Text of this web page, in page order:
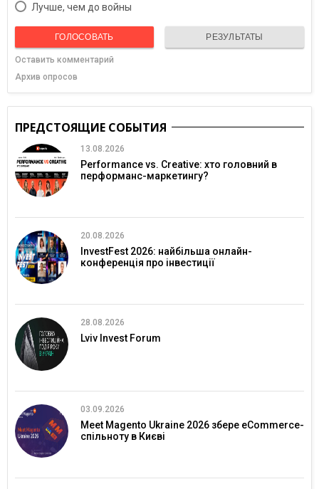
Лучше, чем до войны
ГОЛОСОВАТЬ РЕЗУЛЬТАТЫ
Оставить комментарий
Архив опросов
ПРЕДСТОЯЩИЕ СОБЫТИЯ
13.08.2026
Performance vs. Creative: хто головний в
перформанс-маркетингу?
20.08.2026
InvestFest 2026: найбільша онлайн-
конференція про інвестиції
28.08.2026
Lviv Invest Forum
03.09.2026
Meet Magento Ukraine 2026 збере eCommerce-
спільноту в Києві